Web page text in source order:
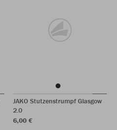
JAKO Stutzenstrumpf Glasgow
2.0
6,00 €